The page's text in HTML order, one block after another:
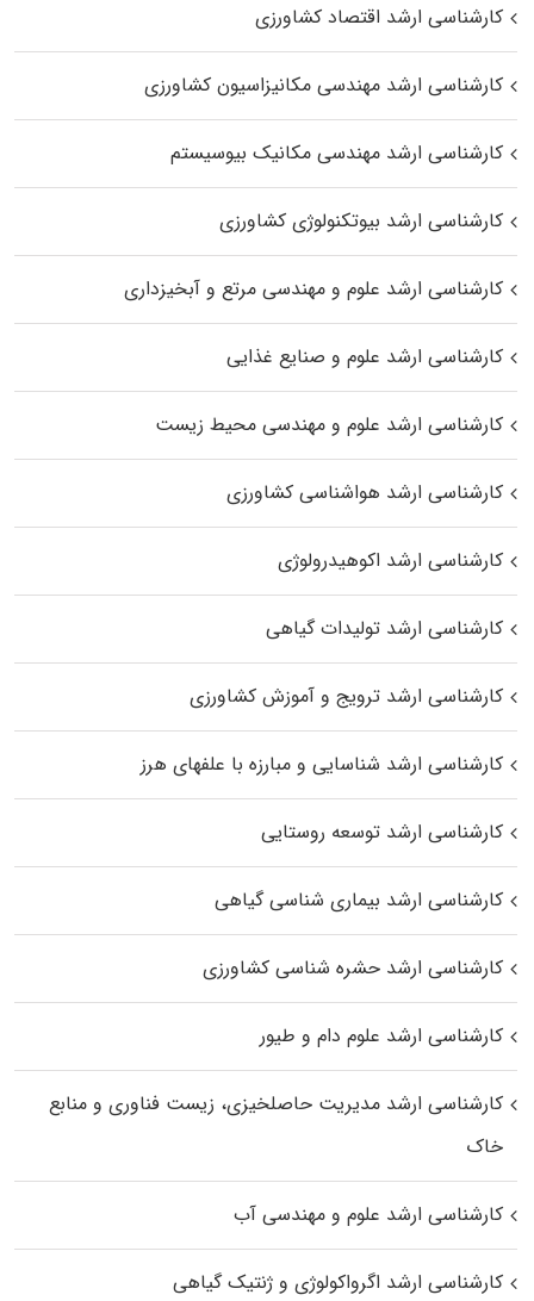
کارشناسی ارشد اقتصاد کشاورزی
کارشناسی ارشد مهندسی مکانیزاسیون کشاورزی
کارشناسی ارشد مهندسی مکانیک بیوسیستم
کارشناسی ارشد بیوتکنولوژی کشاورزی
کارشناسی ارشد علوم و مهندسی مرتع و آبخیزداری
کارشناسی ارشد علوم و صنایع غذایی
کارشناسی ارشد علوم و مهندسی محیط زیست
کارشناسی ارشد هواشناسی کشاورزی
کارشناسی ارشد اکوهیدرولوژی
کارشناسی ارشد تولیدات گیاهی
کارشناسی ارشد ترویج و آموزش کشاورزی
کارشناسی ارشد شناسایی و مبارزه با علفهای هرز
کارشناسی ارشد توسعه روستایی
کارشناسی ارشد بیماری‌ شناسی گیاهی
کارشناسی ارشد حشره‌ شناسی کشاورزی
کارشناسی ارشد علوم دام و طیور
کارشناسی ارشد مدیریت حاصلخیزی، زیست فناوری و منابع
خاک
کارشناسی ارشد علوم و مهندسی آب
کارشناسی ارشد اگرواکولوژی و ژنتیک گیاهی